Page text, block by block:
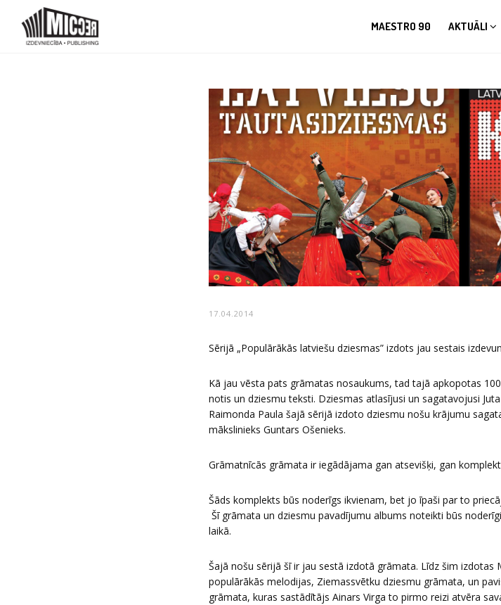
MAESTRO 90 AKTUĀLI
17.04.2014
Sērijā „Populārākās latviešu dziesmas” izdots jau sestais
Kā jau vēsta pats grāmatas nosaukums, tad tajā apkopotas
notis un dziesmu teksti. Dziesmas atlasījusi un sagatavojusi
Raimonda Paula šajā sērijā izdoto dziesmu nošu krājumu
mākslinieks Guntars Ošenieks.
Grāmatnīcās grāmata ir iegādājama gan atsevišķi, gan
Šāds komplekts būs noderīgs ikvienam, bet jo īpaši par to
Šī grāmata un dziesmu pavadījumu albums noteikti būs
laikā.
Šajā nošu sērijā šī ir jau sestā izdotā grāmata. Līdz šim
populārākās melodijas, Ziemassvētku dziesmu grāmata, un
grāmata, kuras sastādītājs Ainars Virga to pirmo reizi atvēra